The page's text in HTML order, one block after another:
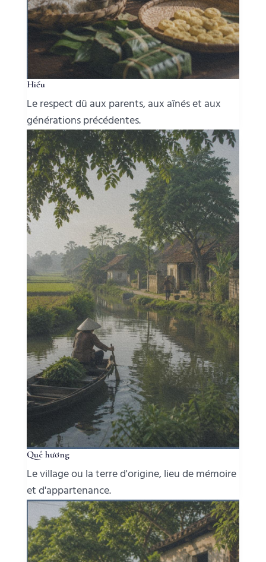
Hiếu
Le respect dû aux parents, aux aînés et aux
générations précédentes.
Quê hương
Le village ou la terre d'origine, lieu de mémoire
et d'appartenance.